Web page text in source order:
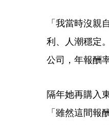
「我當時沒
利、人潮穩定
公司，年報酬
隔年她再購入
「雖然這間